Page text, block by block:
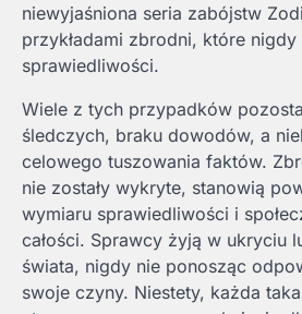
niewyjaśniona seria zabójstw
przykładami zbrodni, które nigdy
sprawiedliwości.
Wiele z tych przypadków
śledczych, braku dowodów, a
celowego tuszowania faktów.
nie zostały wykryte, stanowią
wymiaru sprawiedliwości i
całości. Sprawcy żyją w ukryciu
świata, nigdy nie ponosząc
swoje czyny. Niestety, każda